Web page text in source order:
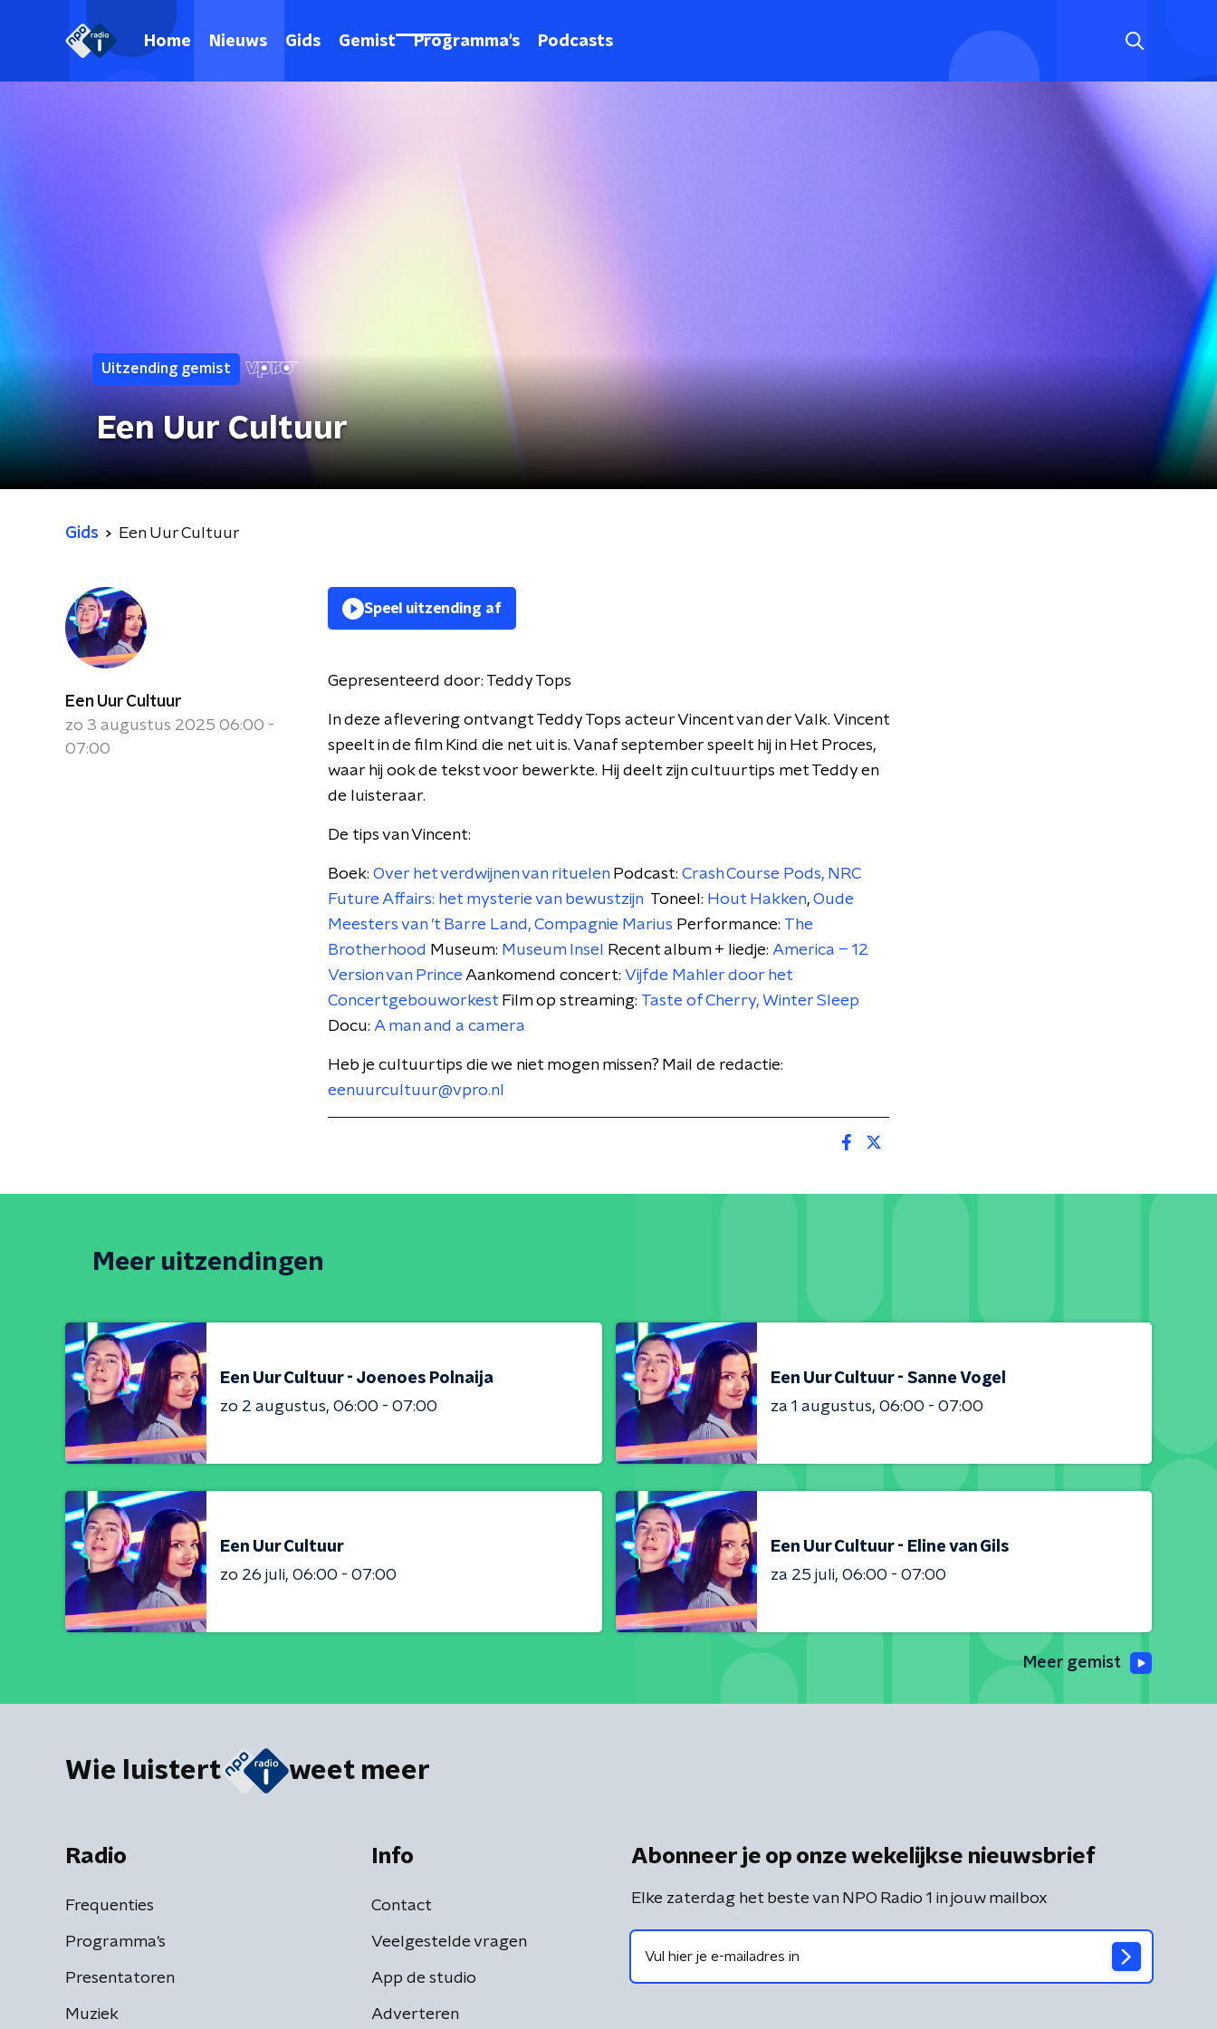
Home Nieuws Gids Gemist Programma's Podcasts
Uitzending gemist
Een Uur Cultuur
Gids Een Uur Cultuur
Een Uur Cultuur
zo 3 augustus 2025 06:00 -
07:00
Speel uitzending af
Gepresenteerd door: Teddy Tops
In deze aflevering ontvangt Teddy Tops acteur Vincent van der Valk. Vincent
speelt in de film Kind die net uit is. Vanaf september speelt hij in Het Proces,
waar hij ook de tekst voor bewerkte. Hij deelt zijn cultuurtips met Teddy en
de luisteraar.
De tips van Vincent:
Boek: Over het verdwijnen van rituelen Podcast: Crash Course Pods, NRC
Future Affairs: het mysterie van bewustzijn Toneel: Hout Hakken, Oude
Meesters van ’t Barre Land, Compagnie Marius Performance: The
Brotherhood Museum: Museum Insel Recent album + liedje: America – 12
Version van PrinceAankomend concert: Vijfde Mahler door het
Concertgebouworkest Film op streaming: Taste of Cherry, Winter Sleep
Docu: A man and a camera
Heb je cultuurtips die we niet mogen missen? Mail de redactie:
eenuurcultuur@vpro.nl
Meer uitzendingen
Een Uur Cultuur - Joenoes Polnaija
zo 2 augustus 06:00 - 07:00
Een Uur Cultuur - Sanne Vogel
za 1 augustus 06:00 - 07:00
Een Uur Cultuur
zo 26 juli 06:00 - 07:00
Een Uur Cultuur - Eline van Gils
za 25 juli 06:00 - 07:00
Meer gemist
Wie luistert weet meer
Radio
Frequenties
Programma's
Presentatoren
Muziek
Info
Contact
Veelgestelde vragen
App de studio
Adverteren
Abonneer je op onze wekelijkse nieuwsbrief
Elke zaterdag het beste van NPO Radio 1 in jouw mailbox